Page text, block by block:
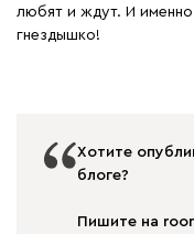
любят и ждут. И
гнездышко!
Хотите
блоге?
Пишите на